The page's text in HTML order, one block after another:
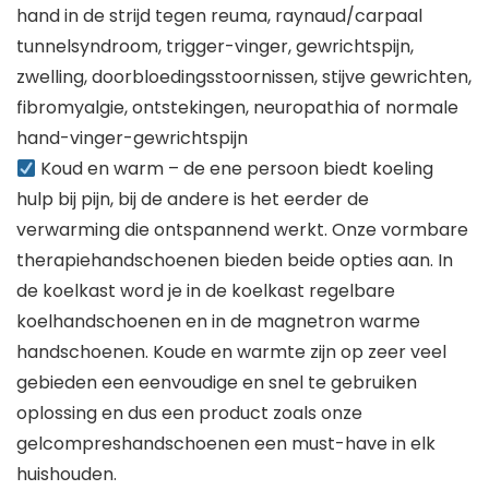
hand in de strijd tegen reuma, raynaud/carpaal
tunnelsyndroom, trigger-vinger, gewrichtspijn,
zwelling, doorbloedingsstoornissen, stijve gewrichten,
fibromyalgie, ontstekingen, neuropathia of normale
hand-vinger-gewrichtspijn
Koud en warm – de ene persoon biedt koeling
hulp bij pijn, bij de andere is het eerder de
verwarming die ontspannend werkt. Onze vormbare
therapiehandschoenen bieden beide opties aan. In
de koelkast word je in de koelkast regelbare
koelhandschoenen en in de magnetron warme
handschoenen. Koude en warmte zijn op zeer veel
gebieden een eenvoudige en snel te gebruiken
oplossing en dus een product zoals onze
gelcompreshandschoenen een must-have in elk
huishouden.